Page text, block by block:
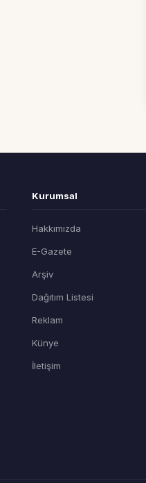
Kurumsal
Hakkımızda
E-Gazete
Arşiv
Dağıtım Listesi
Reklam
Künye
İletişim